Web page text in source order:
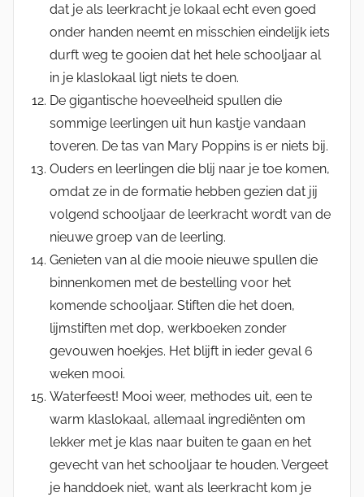
dat je als leerkracht je lokaal echt even goed
onder handen neemt en misschien eindelijk iets
durft weg te gooien dat het hele schooljaar al
in je klaslokaal ligt niets te doen.
De gigantische hoeveelheid spullen die
sommige leerlingen uit hun kastje vandaan
toveren. De tas van Mary Poppins is er niets bij.
Ouders en leerlingen die blij naar je toe komen,
omdat ze in de formatie hebben gezien dat jij
volgend schooljaar de leerkracht wordt van de
nieuwe groep van de leerling.
Genieten van al die mooie nieuwe spullen die
binnenkomen met de bestelling voor het
komende schooljaar. Stiften die het doen,
lijmstiften met dop, werkboeken zonder
gevouwen hoekjes. Het blijft in ieder geval 6
weken mooi.
Waterfeest! Mooi weer, methodes uit, een te
warm klaslokaal, allemaal ingrediënten om
lekker met je klas naar buiten te gaan en het
gevecht van het schooljaar te houden. Vergeet
je handdoek niet, want als leerkracht kom je